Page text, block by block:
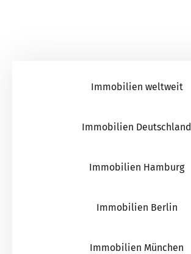
Immobilien weltweit
Immobilien Deutschland
Immobilien Hamburg
Immobilien Berlin
Immobilien München